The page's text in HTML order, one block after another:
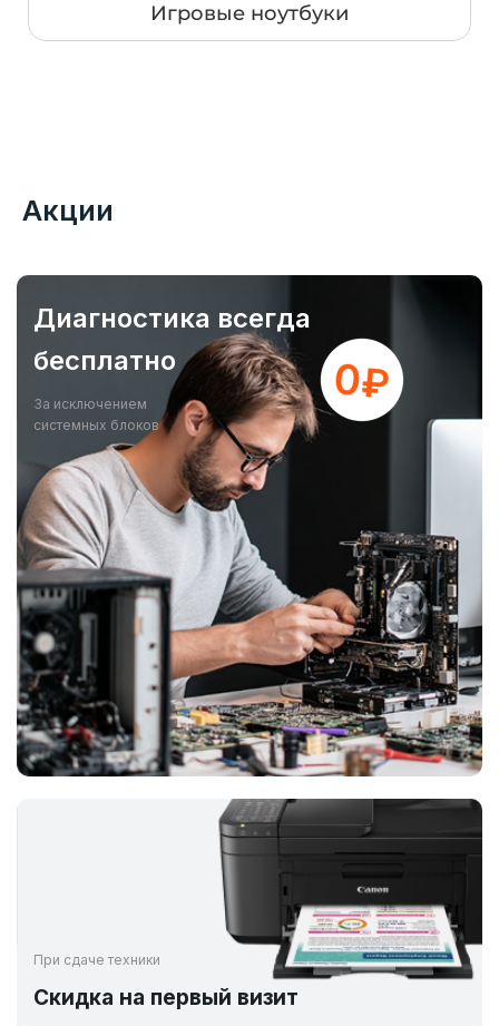
Игровые ноутбуки
Акции
Диагностика всегда
бесплатно
За исключением
системных блоков
При сдаче техники
Скидка на первый визит